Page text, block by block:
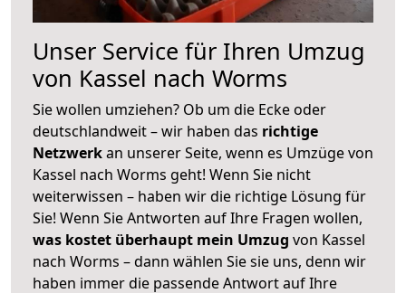
Unser Service für Ihren Umzug
von Kassel nach Worms
Sie wollen umziehen? Ob um die Ecke oder
deutschlandweit – wir haben das richtige
Netzwerkan unserer Seite, wenn es Umzüge von
Kassel nach Worms geht! Wenn Sie nicht
weiterwissen – haben wir die richtige Lösung für
Sie! Wenn Sie Antworten auf Ihre Fragen wollen,
was kostet überhaupt mein Umzug von Kassel
nach Worms – dann wählen Sie sie uns, denn wir
haben immer die passende Antwort auf Ihre